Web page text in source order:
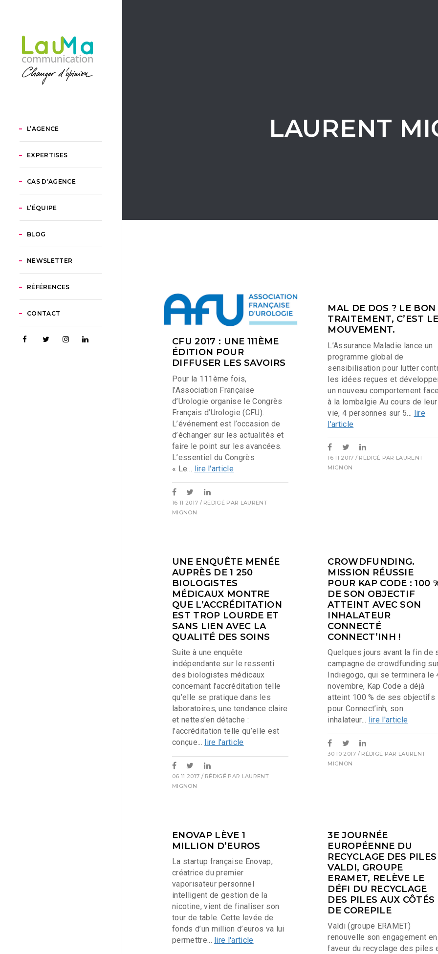
L’AGENCE
EXPERTISES
CAS D’AGENCE
L’ÉQUIPE
BLOG
NEWSLETTER
RÉFÉRENCES
CONTACT
LAURENT
CFU 2017 : UNE 111ÈME
ÉDITION POUR
DIFFUSER LES SAVOIRS
Pour la 111ème fois,
l’Association Française
d’Urologie organise le Congrès
Français d’Urologie (CFU).
L’événement est l’occasion de
d’échanger sur les actualités et
faire le point sur les avancées.
L’essentiel du Congrès
« Le... lire l'article
16 11 2017 / RÉDIGÉ PAR LAURENT
MIGNON
MAL DE DOS ? LE BON
TRAITEMENT, C’EST
MOUVEMENT.
L’Assurance Maladie lance un
programme global de
sensibilisation pour lutter
les idées reçues et
un nouveau comportement
à la lombalgie Au cours de leur
vie, 4 personnes sur 5... lire
l'article
16 11 2017 / RÉDIGÉ PAR LAURENT
MIGNON
UNE ENQUÊTE MENÉE
AUPRÈS DE 1 250
BIOLOGISTES
MÉDICAUX MONTRE
QUE L’ACCRÉDITATION
EST TROP LOURDE ET
SANS LIEN AVEC LA
QUALITÉ DES SOINS
Suite à une enquête
indépendante sur le ressenti
des biologistes médicaux
concernant l’accréditation telle
qu’elle se pratique dans les
laboratoires, une tendance claire
et nettes’en détache :
l’accréditation telle qu’elle est
conçue... lire l'article
06 11 2017 / RÉDIGÉ PAR LAURENT
MIGNON
CROWDFUNDING.
MISSION RÉUSSIE
POUR KAP CODE : 100
DE SON OBJECTIF
ATTEINT AVEC SON
INHALATEUR
CONNECTÉ
CONNECT’INH !
Quelques jours avant la fin de
campagne de crowdfunding
Indiegogo, qui se terminera le
novembre, Kap Code a déjà
atteint 100 % de ses objectifs
pour Connect’inh, son
inhalateur... lire l'article
30 10 2017 / RÉDIGÉ PAR LAURENT
MIGNON
ENOVAP LÈVE 1
MILLION D’EUROS
La startup française Enovap,
créatrice du premier
vaporisateur personnel
intelligent de gestion de la
nicotine, vient de finaliser son
tour de table. Cette levée de
fonds d’un million d’euros va lui
permettre... lire l'article
3E JOURNÉE
EUROPÉENNE DU
RECYCLAGE DES
VALDI, GROUPE
ERAMET, RELÈVE LE
DÉFI DU RECYCLAGE
DES PILES AUX CÔTÉS
DE COREPILE
Valdi (groupe ERAMET)
renouvelle son engagement en
faveur du recyclage des piles